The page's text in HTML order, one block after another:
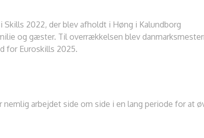
2022, der blev afholdt i Høng i Kalundborg
og gæster. Til overrækkelsen blev
for Euroskills 2025.
arbejdet side om side i en lang periode for at